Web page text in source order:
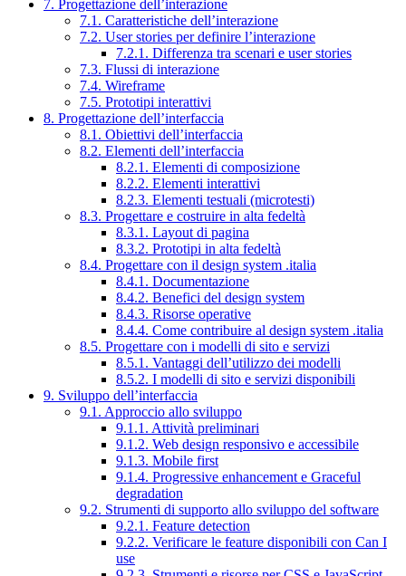
7. Progettazione dell’interazione
7.1. Caratteristiche dell’interazione
7.2. User stories per definire l’interazione
7.2.1. Differenza tra scenari e user stories
7.3. Flussi di interazione
7.4. Wireframe
7.5. Prototipi interattivi
8. Progettazione dell’interfaccia
8.1. Obiettivi dell’interfaccia
8.2. Elementi dell’interfaccia
8.2.1. Elementi di composizione
8.2.2. Elementi interattivi
8.2.3. Elementi testuali (microtesti)
8.3. Progettare e costruire in alta fedeltà
8.3.1. Layout di pagina
8.3.2. Prototipi in alta fedeltà
8.4. Progettare con il design system .italia
8.4.1. Documentazione
8.4.2. Benefici del design system
8.4.3. Risorse operative
8.4.4. Come contribuire al design system .italia
8.5. Progettare con i modelli di sito e servizi
8.5.1. Vantaggi dell’utilizzo dei modelli
8.5.2. I modelli di sito e servizi disponibili
9. Sviluppo dell’interfaccia
9.1. Approccio allo sviluppo
9.1.1. Attività preliminari
9.1.2. Web design responsivo e accessibile
9.1.3. Mobile first
9.1.4. Progressive enhancement e Graceful
degradation
9.2. Strumenti di supporto allo sviluppo del software
9.2.1. Feature detection
9.2.2. Verificare le feature disponibili con Can I
use